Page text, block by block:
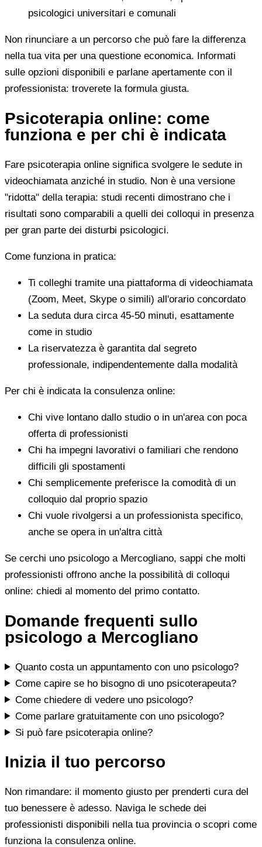
psicologici universitari e comunali
Non rinunciare a un percorso che può fare la differenza
nella tua vita per una questione economica. Informati
sulle opzioni disponibili e parlane apertamente con il
professionista: troverete la formula giusta.
Psicoterapia online: come
funziona e per chi è indicata
Fare psicoterapia online significa svolgere le sedute in
videochiamata anziché in studio. Non è una versione
"ridotta" della terapia: studi recenti dimostrano che i
risultati sono comparabili a quelli dei colloqui in presenza
per gran parte dei disturbi psicologici.
Come funziona in pratica:
Ti colleghi tramite una piattaforma di videochiamata
(Zoom, Meet, Skype o simili) all'orario concordato
La seduta dura circa 45-50 minuti, esattamente
come in studio
La riservatezza è garantita dal segreto
professionale, indipendentemente dalla modalità
Per chi è indicata la consulenza online:
Chi vive lontano dallo studio o in un'area con poca
offerta di professionisti
Chi ha impegni lavorativi o familiari che rendono
difficili gli spostamenti
Chi semplicemente preferisce la comodità di un
colloquio dal proprio spazio
Chi vuole rivolgersi a un professionista specifico,
anche se opera in un'altra città
Se cerchi uno psicologo a Mercogliano, sappi che molti
professionisti offrono anche la possibilità di colloqui
online: chiedi al momento del primo contatto.
Domande frequenti sullo
psicologo a Mercogliano
Quanto costa un appuntamento con uno psicologo?
Come capire se ho bisogno di uno psicoterapeuta?
Come chiedere di vedere uno psicologo?
Come parlare gratuitamente con uno psicologo?
Si può fare psicoterapia online?
Inizia il tuo percorso
Non rimandare: il momento giusto per prenderti cura del
tuo benessere è adesso. Naviga le schede dei
professionisti disponibili nella tua provincia o scopri come
funziona la consulenza online.